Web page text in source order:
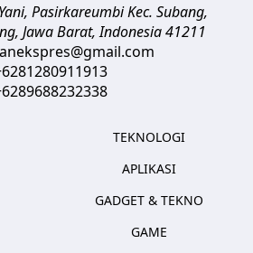
Pasirkareumbi Kec. Subang,
Jawa Barat,Indonesia41211
TEKNOLOGI
APLIKASI
GADGET & TEKNO
GAME